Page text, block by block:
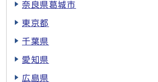
奈良県葛城市
東京都
千葉県
愛知県
広島県